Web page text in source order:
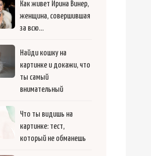
Как живет Ирина Винер,
женщина, совершившая
за всю…
Найди кошку на
картинке и докажи, что
ты самый
внимательный
Что ты видишь на
картинке: тест,
который не обманешь